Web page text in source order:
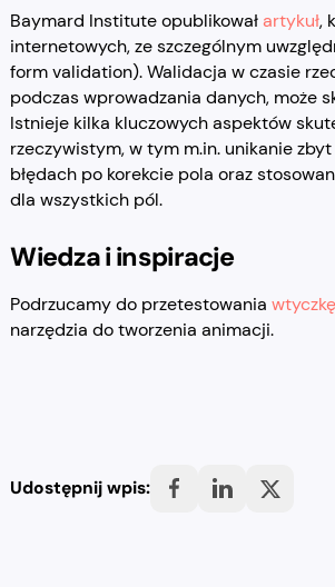
Baymard Institute opublikowałartykuł,
internetowych, ze szczególnym
form validation). Walidacja w czasie
podczas wprowadzania danych, może
Istnieje kilka kluczowych aspektów
rzeczywistym, w tym m.in. unikanie
błędach po korekcie pola oraz
dla wszystkich pól.
Wiedza i inspiracje
Podrzucamy do przetestowania
narzędzia do tworzenia animacji.
Udostępnij wpis: